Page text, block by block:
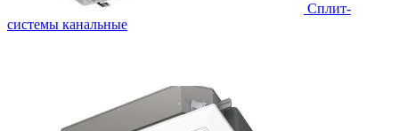
Сплит-
системы канальные